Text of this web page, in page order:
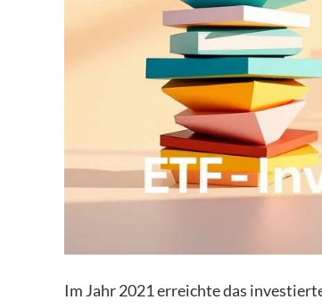
Im Jahr 2021 erreichte das